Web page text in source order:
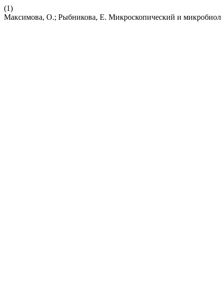
(1)
Максимова, О.; Рыбникова, Е. Микроскопический и